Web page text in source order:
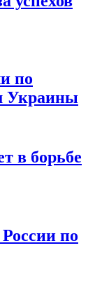
по
Украины
в борьбе
по